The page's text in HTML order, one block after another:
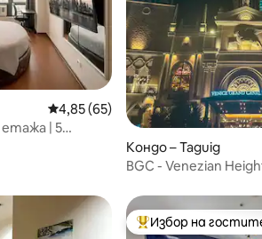
Средна оценка: 4,85 от 5, 65
4,85 (65)
етажа | 5
Кондо – Taguig
BGC - Venezian
Най-популярен
Избор на